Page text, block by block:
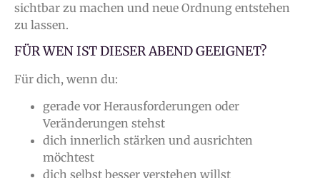
sichtbar zu machen und neue Ordnung entstehen
zu lassen.
FÜR WEN IST DIESER ABEND GEEIGNET?
Für dich, wenn du:
gerade vor Herausforderungen oder
Veränderungen stehst
dich innerlich stärken und ausrichten
möchtest
dich selbst besser verstehen willst